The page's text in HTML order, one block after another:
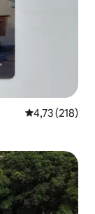
Gemiddelde
4,73 (218)